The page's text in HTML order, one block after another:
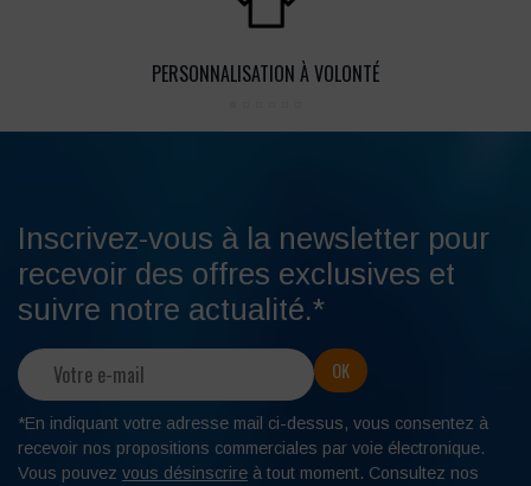
PERSONNALISATION À VOLONTÉ
Inscrivez-vous à la newsletter pour
recevoir des offres exclusives et
suivre notre actualité.*
*En indiquant votre adresse mail ci-dessus, vous consentez à
recevoir nos propositions commerciales par voie électronique.
Vous pouvez vous désinscrire à tout moment. Consultez nos